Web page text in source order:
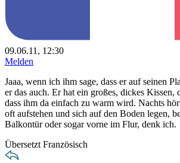
09.06.11, 12:30
Melden
Jaaa, wenn ich ihm sage, dass er auf seinen
er das auch. Er hat ein großes, dickes Kissen,
dass ihm da einfach zu warm wird. Nachts
oft aufstehen und sich auf den Boden legen,
Balkontür oder sogar vorne im Flur, denk ich.
Übersetzt Französisch